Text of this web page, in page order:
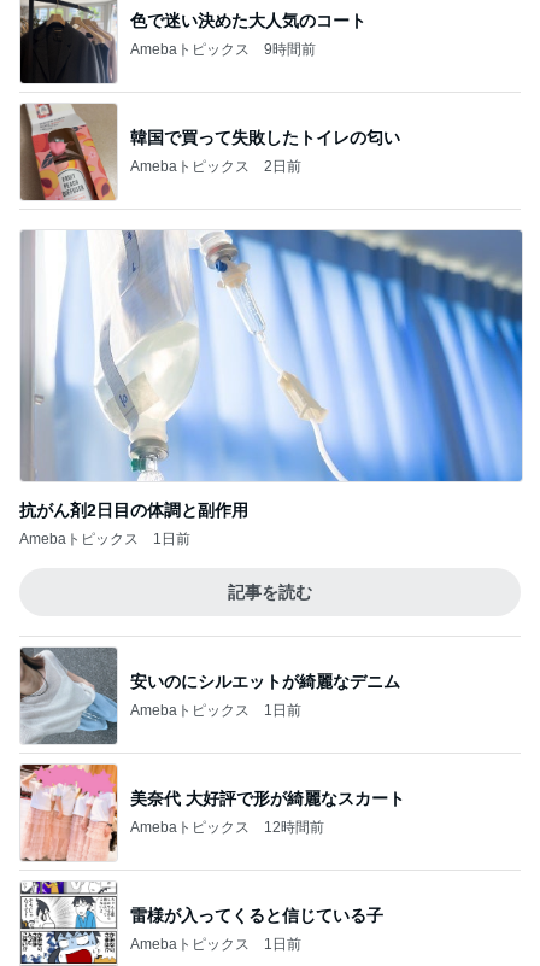
色で迷い決めた大人気のコート
Amebaトピックス 9時間前
韓国で買って失敗したトイレの匂い
Amebaトピックス 2日前
抗がん剤2日目の体調と副作用
Amebaトピックス 1日前
記事を読む
安いのにシルエットが綺麗なデニム
Amebaトピックス 1日前
美奈代 大好評で形が綺麗なスカート
Amebaトピックス 12時間前
雷様が入ってくると信じている子
Amebaトピックス 1日前